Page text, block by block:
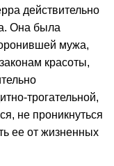
действительно
Она была
мужа,
красоты,
трогательной,
не проникнуться
ее от жизненных